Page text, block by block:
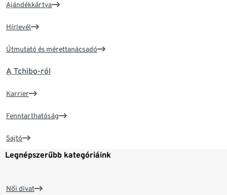
Ajándékkártya
Hírlevél
Útmutató és mérettanácsadó
A Tchibo-ról
Karrier
Fenntarthatóság
Sajtó
Legnépszerűbb kategóriáink
Női divat